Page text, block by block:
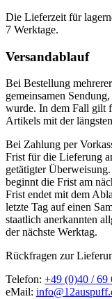
Die Lieferzeit für
7 Werktage.
Versandablauf
Bei Bestellung
gemeinsamen
wurde. In dem Fall gilt
Artikels mit der
Bei Zahlung per
Frist für die Lieferung
getätigter
beginnt die Frist am
Frist endet mit dem
letzte Tag auf einen
staatlich anerkannten
der nächste Werktag.
Rückfragen zur
Telefon: +49 (0)40 / 69
eMail: